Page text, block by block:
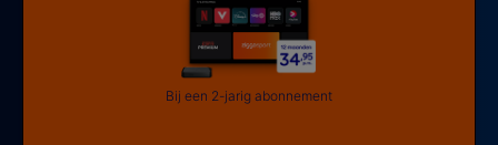
Bij een 2-jarig abonnement